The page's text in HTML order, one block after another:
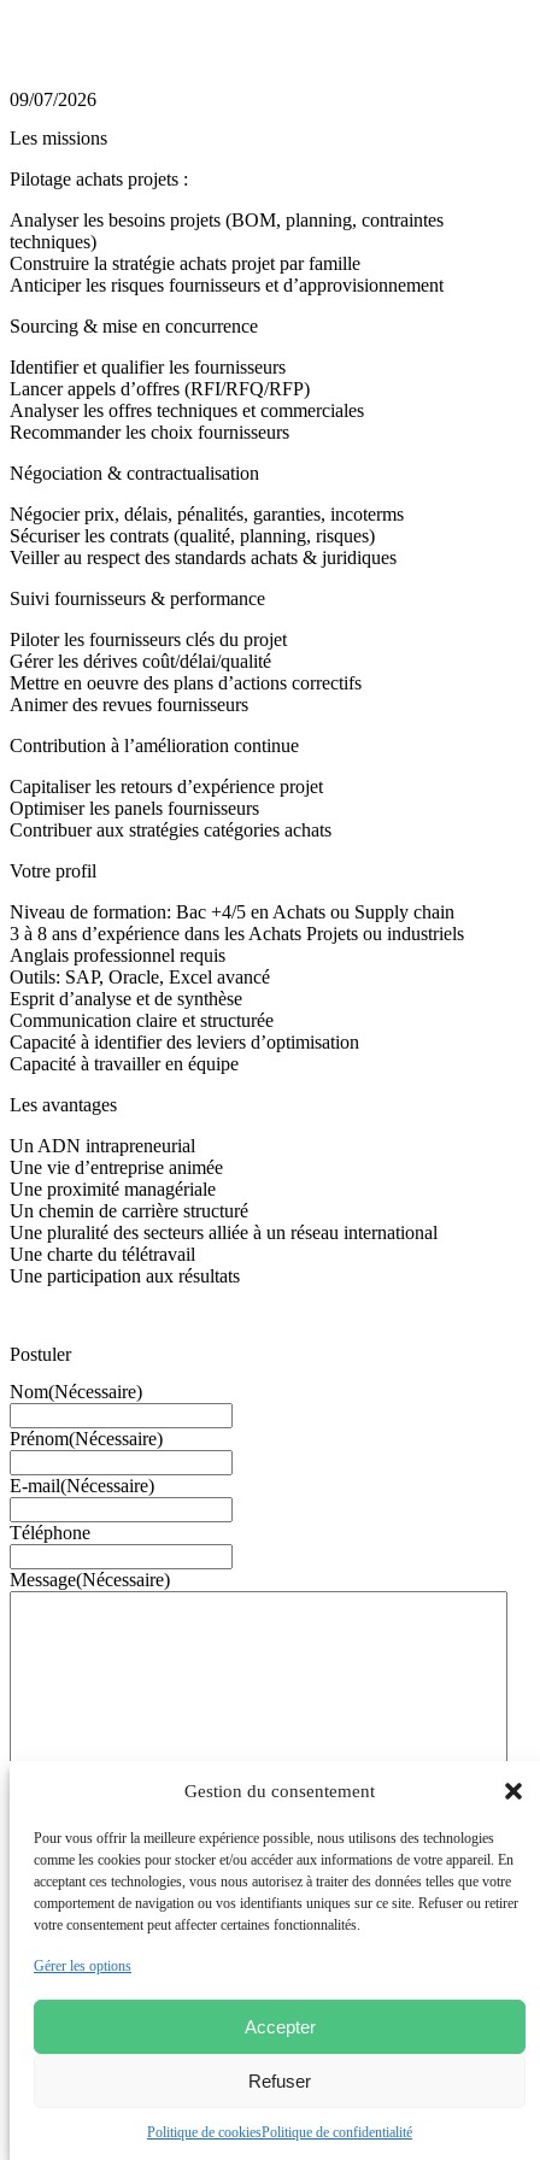
Gestion du consentement
Pour vous offrir la meilleure expérience possible, nous utilisons des technologies
comme les cookies pour stocker et/ou accéder aux informations de votre appareil. En
acceptant ces technologies, vous nous autorisez à traiter des données telles que votre
comportement de navigation ou vos identifiants uniques sur ce site. Refuser ou retirer
votre consentement peut affecter certaines fonctionnalités.
Gérer les options
Accepter
Refuser
Politique de cookiesPolitique de confidentialité
09/07/2026
Les missions
Pilotage achats projets :
Analyser les besoins projets (BOM, planning, contraintes
techniques)
Construire la stratégie achats projet par famille
Anticiper les risques fournisseurs et d’approvisionnement
Sourcing & mise en concurrence
Identifier et qualifier les fournisseurs
Lancer appels d’offres (RFI/RFQ/RFP)
Analyser les offres techniques et commerciales
Recommander les choix fournisseurs
Négociation & contractualisation
Négocier prix, délais, pénalités, garanties, incoterms
Sécuriser les contrats (qualité, planning, risques)
Veiller au respect des standards achats & juridiques
Suivi fournisseurs & performance
Piloter les fournisseurs clés du projet
Gérer les dérives coût/délai/qualité
Mettre en oeuvre des plans d’actions correctifs
Animer des revues fournisseurs
Contribution à l’amélioration continue
Capitaliser les retours d’expérience projet
Optimiser les panels fournisseurs
Contribuer aux stratégies catégories achats
Votre profil
Niveau de formation: Bac +4/5 en Achats ou Supply chain
3 à 8 ans d’expérience dans les Achats Projets ou industriels
Anglais professionnel requis
Outils: SAP, Oracle, Excel avancé
Esprit d’analyse et de synthèse
Communication claire et structurée
Capacité à identifier des leviers d’optimisation
Capacité à travailler en équipe
Les avantages
Un ADN intrapreneurial
Une vie d’entreprise animée
Une proximité managériale
Un chemin de carrière structuré
Une pluralité des secteurs alliée à un réseau international
Une charte du télétravail
Une participation aux résultats
Postuler
Nom(Nécessaire)
Prénom(Nécessaire)
E-mail(Nécessaire)
Téléphone
Message(Nécessaire)
MB.
Conseil en Transformation
et PerformanceConseil Opérationnel
et Renfort des équipesInstitut de Recherche
et Formations Achats
et Design d’espaces
Groupe de conseil international accompagnant les directions
transformation et performance. 1000+ collaborateurs, 9 pays, 20